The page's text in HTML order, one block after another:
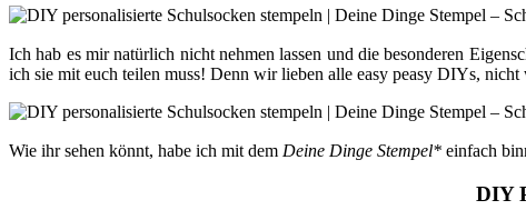
Ich hab es mir natürlich nicht nehmen lassen und die besonderen
ich sie mit euch teilen muss! Denn wir lieben alle easy peasy DIYs,
Wie ihr sehen könnt, habe ich mit dem Deine Dinge Stempel* einfach
DIY